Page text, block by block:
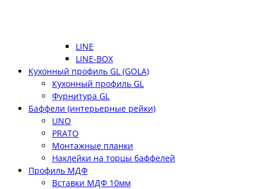
LINE
LINE-BOX
Кухонный профиль GL (GOLA)
Кухонный профиль GL
Фурнитура GL
Баффели (интерьерные рейки)
UNO
PRATO
Монтажные планки
Наклейки на торцы баффелей
Профиль МДФ
Вставки МДФ 10мм